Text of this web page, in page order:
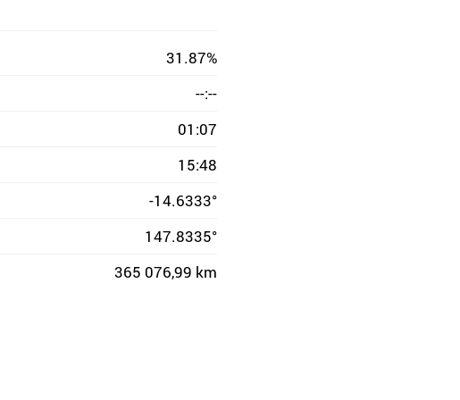
31.87%
--:--
01:07
15:48
-14.6333°
147.8335°
365 076,99 km